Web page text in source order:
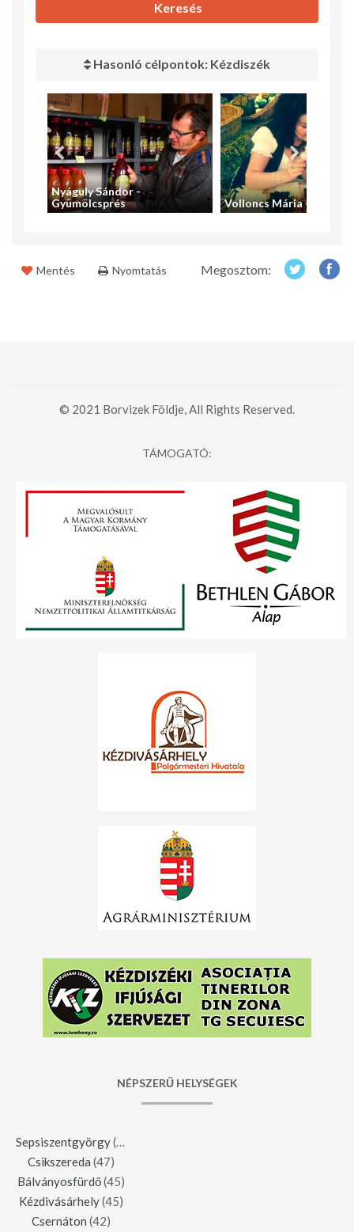
Keresés
Hasonló célpontok: Kézdiszék
Nyáguly Sándor -
Gyümölcsprés
Volloncs Mária -
Mentés Nyomtatás Megosztom:
© 2021 Borvizek Földje, All Rights Reserved.
TÁMOGATÓ:
NÉPSZERŰ HELYSÉGEK
Sepsiszentgyörgy(123)
Csikszereda (47)
Bálványosfürdő(45)
Kézdivásárhely(45)
Csernáton (42)